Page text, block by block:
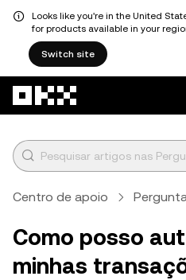
Looks like you're in the United
for products available in your
Switch site
Centro de apoio
Como posso
minhas